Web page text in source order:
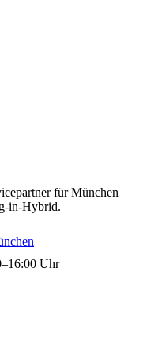
für München
in-Hybrid.
Uhr